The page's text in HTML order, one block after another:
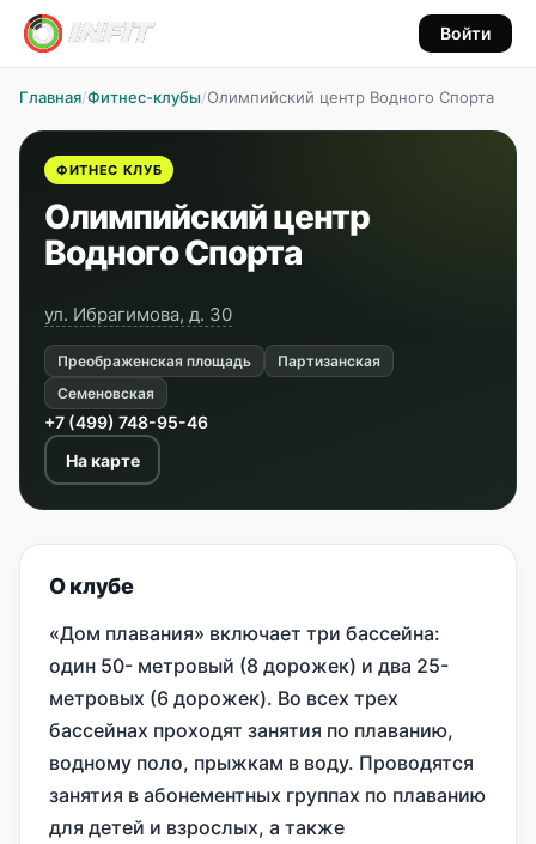
Войти
Главная/Фитнес-клубы/Олимпийский центр Водного Спорта
ФИТНЕС КЛУБ
Олимпийский центр
Водного Спорта
ул. Ибрагимова, д. 30
Преображенская площадь
Партизанская
Семеновская
+7 (499) 748-95-46
На карте
О клубе
«Дом плавания» включает три бассейна:
один 50- метровый (8 дорожек) и два 25-
метровых (6 дорожек). Во всех трех
бассейнах проходят занятия по плаванию,
водному поло, прыжкам в воду. Проводятся
занятия в абонементных группах по плаванию
для детей и взрослых, а также